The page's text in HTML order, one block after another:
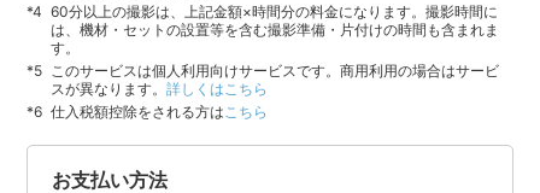
60分以上の撮影は、上記金額×時間分の料金になります。撮影時間に
は、機材・セットの設置等を含む撮影準備・片付けの時間も含まれま
す。
このサービスは個人利用向けサービスです。商用利用の場合はサービ
スが異なります。詳しくはこちら
仕入税額控除をされる方は こちら
お支払い方法